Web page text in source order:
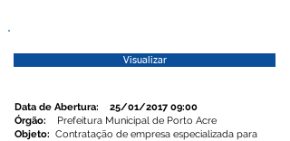
Visualizar
Data de Abertura: 25/01/2017 09:00
Órgão: Prefeitura Municipal de Porto Acre
Objeto: Contratação de empresa especializada para